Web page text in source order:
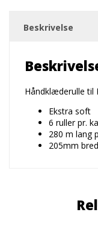
ruller
Beskrivelse
Håndklæderulle til
Ekstra soft
6 ruller pr.
280 m lang
205mm